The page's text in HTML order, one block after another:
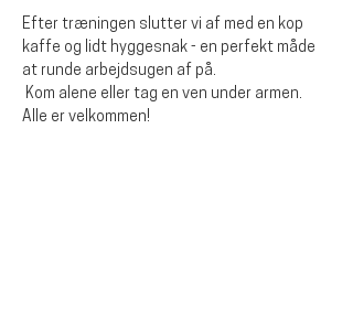
Efter træningen slutter vi af med en kop
kaffe og lidt hyggesnak - en perfekt måde
at runde arbejdsugen af på.
Alle er velkommen!